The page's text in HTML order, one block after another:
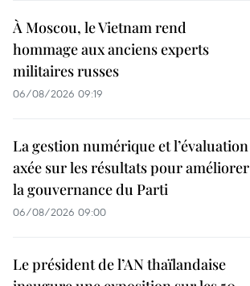
À Moscou, le Vietnam rend
hommage aux anciens experts
militaires russes
06/08/2026 09:19
La gestion numérique et l’évaluation
axée sur les résultats pour améliorer
la gouvernance du Parti
06/08/2026 09:00
Le président de l’AN thaïlandaise